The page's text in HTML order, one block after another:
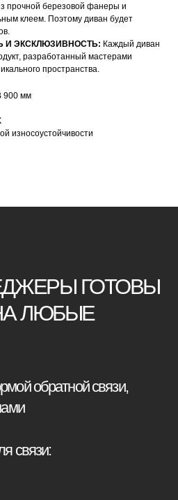
прочной березовой фанеры и
клеем. Поэтому диван будет
И ЭКСКЛЮЗИВНОСТЬ: Каждый диван
разработанный мастерами
пространства.
900 мм
износоустойчивости
связи,
ГОТОВЫ